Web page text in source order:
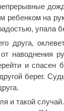
на
упала
друга,
наводнения
и спасен
берег.
и такой